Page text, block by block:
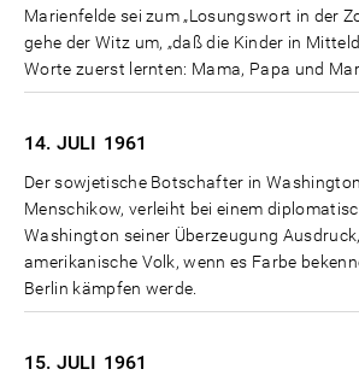
Marienfelde sei zum „Losungswort in der
gehe der Witz um, „daß die Kinder in
Worte zuerst lernten: Mama, Papa und
14. JULI 1961
Der sowjetische Botschafter in
Menschikow, verleiht bei einem
Washington seiner Überzeugung
amerikanische Volk, wenn es Farbe
Berlin kämpfen werde.
15. JULI 1961